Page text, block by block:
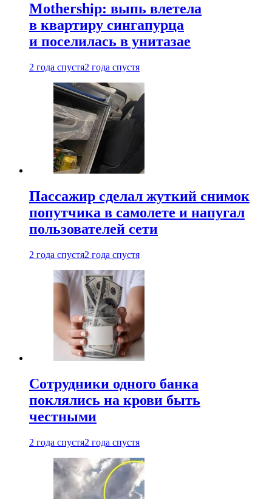
Mothership: выпь влетела
в квартиру сингапурца
и поселилась в унитазае
2 года спустя2 года спустя
Пассажир сделал жуткий снимок
попутчика в самолете и напугал
пользователей сети
2 года спустя2 года спустя
Сотрудники одного банка
поклялись на крови быть
честными
2 года спустя2 года спустя